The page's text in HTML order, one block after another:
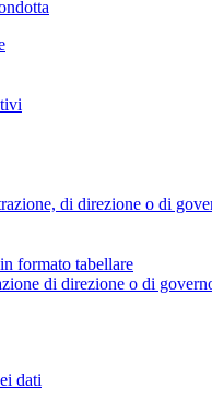
di direzione o di
formato tabellare
di direzione o di
dati